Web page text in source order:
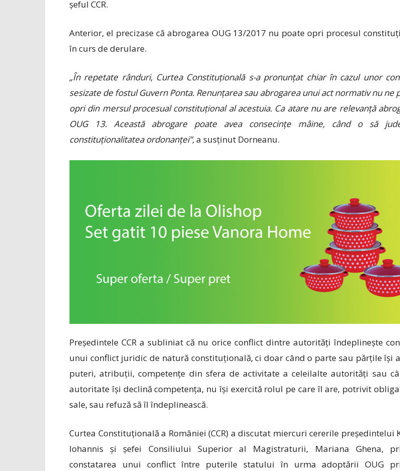
șeful CCR.
Anterior, el precizase că abrogarea OUG 13/2017 nu poate opri procesul
în curs de derulare.
„În repetate rânduri, Curtea Constituțională s-a pronunțat chiar în cazul unor
sesizate de fostul Guvern Ponta. Renunțarea sau abrogarea unui act normativ nu ne
opri din mersul procesual constituțional al acestuia. Ca atare nu are relevanță
OUG 13. Această abrogare poate avea consecințe mâine, când o să
constituționalitatea ordonanței”, a susținut Dorneanu.
Președintele CCR a subliniat că nu orice conflict dintre autorități îndeplinește
unui conflict juridic de natură constituțională, ci doar când o parte sau părțile își
puteri, atribuții, competențe din sfera de activitate a celeilalte autorități sau
autoritate își declină competența, nu își exercită rolul pe care îl are, potrivit
sale, sau refuză să îl îndeplinească.
Curtea Constituțională a României (CCR) a discutat miercuri cererile președintelui
Iohannis și șefei Consiliului Superior al Magistraturii, Mariana Ghena,
constatarea unui conflict între puterile statului în urma adoptării OUG